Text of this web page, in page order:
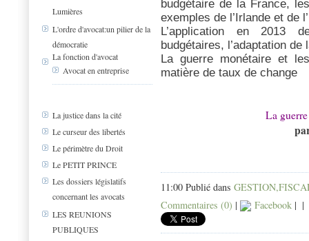
Lumières
L'ordre d'avocat:un pilier de la
démocratie
La fonction d'avocat
Avocat en entreprise
La justice dans la cité
Le curseur des libertés
Le périmètre du Droit
Le PETIT PRINCE
Les dossiers législatifs
concernant les avocats
LES REUNIONS
PUBLIQUES
budgétaire de la France,
exemples de l’Irlande et de
L’application en 2013
budgétaires, l’adaptation
La guerre monétaire et
matière de taux de change
La
11:00 Publié dans
Commentaires (0) | Facebook | |